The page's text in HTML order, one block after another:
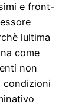
e front-
lultima
come
non
condizioni